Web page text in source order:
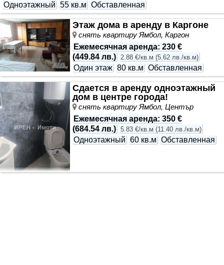
Одноэтажный 55 кв.м Обставленная
Этаж дома в аренду в Каргоне
снять квартиру Ямбол, Каргон
Ежемесячная аренда: 230 €
(449.84 лв.) 2.88 €/кв.м (5.62 лв./кв.м)
Один этаж 80 кв.м Обставленная
Сдается в аренду одноэтажный
дом в центре города!
снять квартиру Ямбол, Център
Ежемесячная аренда: 350 €
(684.54 лв.) 5.83 €/кв.м (11.40 лв./кв.м)
Одноэтажный 60 кв.м Обставленная